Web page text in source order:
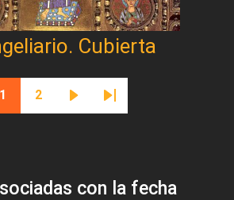
Cubierta
Página actual
1
Página
2
Siguiente página
Última página
con la fecha